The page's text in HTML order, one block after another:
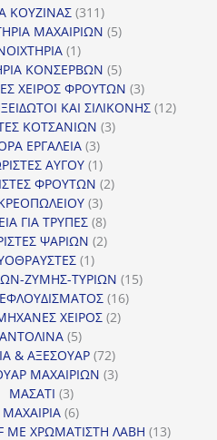
ΚΟΥΖΙΝΑΣ 311311
προϊόντα
ΜΑΧΑΙΡΙΩΝ 55
11
προϊόν
ΚΟΝΣΕΡΒΩΝ 55
προϊόντα
ΧΕΙΡΟΣ ΦΡΟΥΤΩΝ 33
προϊόντα
ΚΑΙ ΣΙΛΙΚΟΝΗΣ 1212
ΚΟΤΣΑΝΙΩΝ 33
ΕΡΓΑΛΕΙΑ 33
προϊόντα
ΑΥΓΟΥ 11
προϊόν
ΦΡΟΥΤΩΝ 22
33
προϊόντα
ΓΙΑ ΤΡΥΠΕΣ 88
προϊόντα
ΨΑΡΙΩΝ 22
11
προϊόν
ΖΥΜΗΣ-ΤΥΡΙΩΝ 1515
1616
ΧΕΙΡΟΣ 22
55
προϊόντα
& ΑΞΕΣΟΥΑΡ 7272
προϊόντα
ΜΑΧΑΙΡΙΩΝ 33
ΜΑΣΑΤΙ 33
προϊόντα
ΜΑΧΑΙΡΙΑ 66
προϊόντα
ΜΕ ΧΡΩΜΑΤΙΣΤΗ ΛΑΒΗ 1313